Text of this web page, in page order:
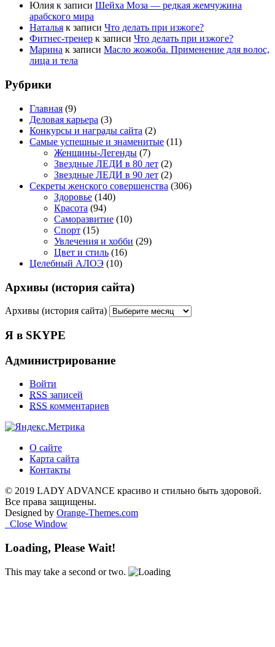
Юлия к записи Шейха Моза — редкая жемчужина
арабского мира
Наталья к записи Что делать при изжоге?
Фитнес-тренер к записи Что делать при изжоге?
Марина к записи Масло жожоба. Применение для волос,
лица и тела
Рубрики
Главная (9)
Деловая карьера (3)
Конкурсы и награды сайта (2)
Самые успешные и знаменитые (11)
Женщины-Легенды (7)
Звездные ЛЕДИ в 80 лет (2)
Звездные ЛЕДИ в 90 лет (2)
Секреты женского совершенства (306)
Здоровье (140)
Красота (94)
Саморазвитие (10)
Спорт (15)
Увлечения и хобби (29)
Цвет и стиль (16)
Целебный АЛОЭ (10)
Архивы (история сайта)
Архивы (история сайта)
Я в SKYPE
Администрирование
Войти
RSS записей
RSS комментариев
О сайте
Карта сайта
Контакты
© 2019 LADY ADVANCE красиво и стильно быть здоровой.
Все права защищены.
Designed by Orange-Themes.com
Close Window
Loading, Please Wait!
This may take a second or two.